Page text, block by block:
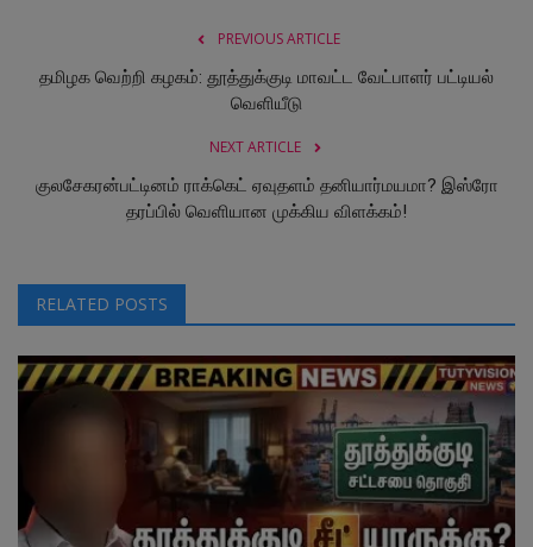
PREVIOUS ARTICLE
தமிழக வெற்றி கழகம்: தூத்துக்குடி மாவட்ட வேட்பாளர் பட்டியல்
வெளியீடு
NEXT ARTICLE
குலசேகரன்பட்டினம் ராக்கெட் ஏவுதளம் தனியார்மயமா? இஸ்ரோ
தரப்பில் வெளியான முக்கிய விளக்கம்!
RELATED POSTS